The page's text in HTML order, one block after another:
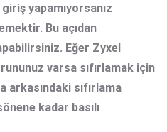
yapamıyorsanız
Bu açıdan
Eğer Zyxel
varsa sıfırlamak için
arkasındaki sıfırlama
kadar basılı